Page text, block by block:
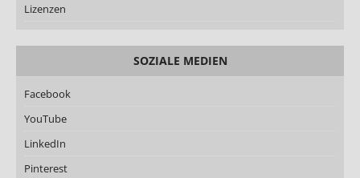
Lizenzen
SOZIALE MEDIEN
Facebook
YouTube
LinkedIn
Pinterest